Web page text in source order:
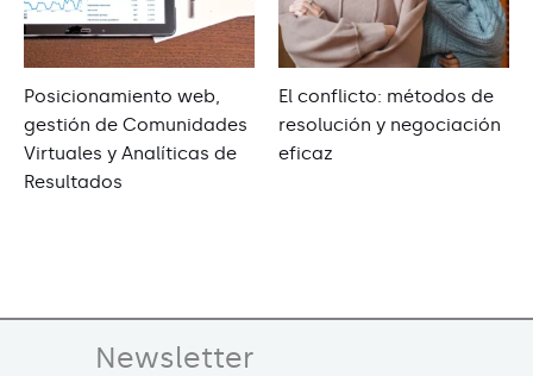
Posicionamiento web,
gestión de Comunidades
Virtuales y Analíticas de
Resultados
El conflicto: métodos de
resolución y negociación
eficaz
Newsletter